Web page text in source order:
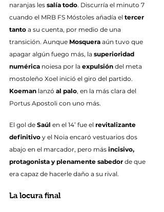
naranjas les salía todo. Discurría el minuto 7
cuando el MRB FS Móstoles añadía el tercer
tanto a su cuenta, por medio de una
transición. Aunque Mosquera aún tuvo que
apagar algún fuego más, la superioridad
numérica noiesa por la expulsión del meta
mostoleño Xoel inició el giro del partido.
Koeman lanzó al palo, en la más clara del
Portus Apostoli con uno más.
El gol de Saúl en el 14’ fue el revitalizante
definitivo y el Noia encaró vestuarios dos
abajo en el marcador, pero más incisivo,
protagonista y plenamente sabedor de que
era capaz de hacerle daño a su rival.
La locura final